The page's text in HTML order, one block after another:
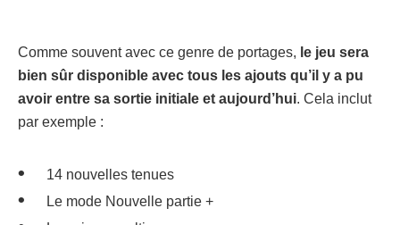
Comme souvent avec ce genre de portages, le jeu sera
bien sûr disponible avec tous les ajouts qu’il y a pu
avoir entre sa sortie initiale et aujourd’hui. Cela inclut
par exemple :
14 nouvelles tenues
Le mode Nouvelle partie +